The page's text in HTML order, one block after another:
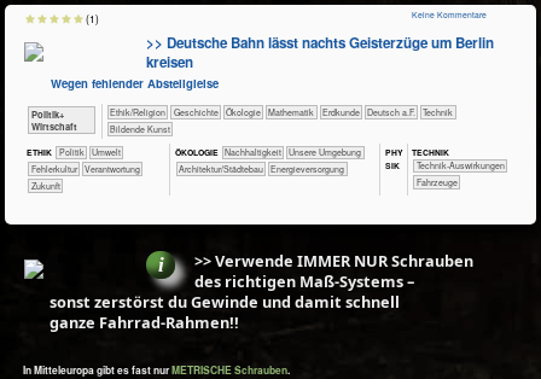
>> Deutsche Bahn lässt nachts Geisterzüge um Berlin
kreisen
Wegen fehlender Abstellgleise
​​​​​​​​​Politik+​
Wirtschaft
​​​​​​​​​​Ethik/​Religion ​​​​​​​​Geschichte ​​​​​​​​Ökologie ​​​​​​Mathematik ​​​​​Erdkunde ​​​Deutsch a.F.
​Technik
Bildende Kunst
ETHIK ​​​​​​​​​Politik
​​​​​Umwelt
​​Fehlerkultur
​​Verantwortung
​Zukunft
ÖKO​LOGIE ​​​​​​​​​​​​​​​Nachhaltigkeit
​​​​​​​​​​​​​Unsere Umgebung
​​​Architektur/­Städtebau
​​​Energieversorgung
PHY​
SIK
TECH​NIK
​​​​​​Technik-Auswirkungen
​Fahrzeuge
Keine Kommentare
(1)
>> Verwende IMMER NUR Schrauben
des richtigen Maß‑Systems –
sonst zerstörst du Gewinde und damit schnell
ganze Fahrrad‑Rahmen!!
In Mitteleuropa gibt es fast nurMETRISCHE Schrauben.